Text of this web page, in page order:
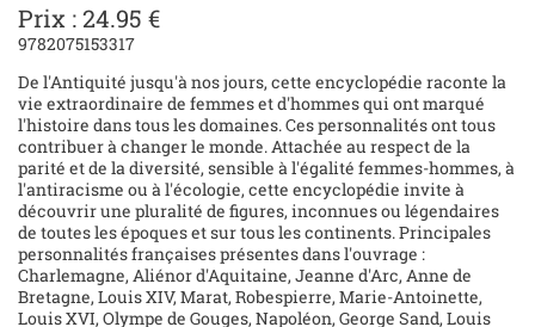
Prix : 24.95 €
9782075153317
De l'Antiquité jusqu'à nos jours, cette encyclopédie raconte la
vie extraordinaire de femmes et d'hommes qui ont marqué
l'histoire dans tous les domaines. Ces personnalités ont tous
contribuer à changer le monde. Attachée au respect de la
parité et de la diversité, sensible à l'égalité femmes-hommes, à
l'antiracisme ou à l'écologie, cette encyclopédie invite à
découvrir une pluralité de figures, inconnues ou légendaires
de toutes les époques et sur tous les continents. Principales
personnalités françaises présentes dans l'ouvrage :
Charlemagne, Aliénor d'Aquitaine, Jeanne d'Arc, Anne de
Bretagne, Louis XIV, Marat, Robespierre, Marie-Antoinette,
Louis XVI, Olympe de Gouges, Napoléon, George Sand, Louis